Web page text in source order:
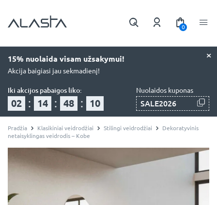
0
×
15% nuolaida visam užsakymui!
Akcija baigiasi jau sekmadienį!
Iki akcijos pabaigos liko:
02 : 14 : 48 : 09
Nuolaidos kuponas
SALE2026
Pradžia Klasikiniai veidrodžiai Stilingi veidrodžiai
Dekoratyvinis
netaisyklingas veidrodis – Kobe